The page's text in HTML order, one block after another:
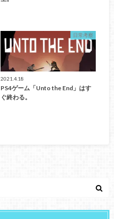
日常考察
2021.4.18
PS4ゲーム「Unto the End」はす
ぐ終わる。